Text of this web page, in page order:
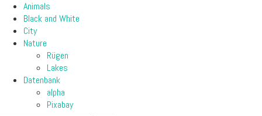
Animals
Black and White
City
Nature
Rügen
Lakes
Datenbank
alpha
Pixabay